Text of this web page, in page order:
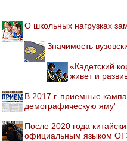
О школьных нагрузках
Значимость
«Кадетский
живет и
В 2017 г. приемные
демографическую яму'
После 2020 года
официальным языком